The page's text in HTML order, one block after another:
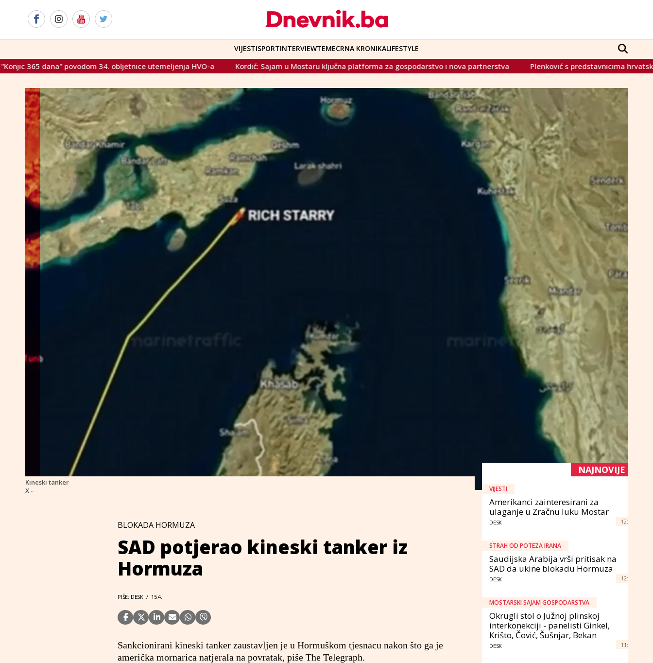
VIJESTISPORTINTERVIEWTEMECRNA KRONIKALIFESTYLE
obljetnice utemeljenja HVO-a Kordić: Sajam u Mostaru ključna platforma za gospodarstvo i nova partnerstva Plenković s predstavnicima hrvatskih političkih stranaka: Važno
Kineski tanker
X -
BLOKADA HORMUZA
SAD potjerao kineski tanker iz
Hormuza
PIŠE: DESK / 15.4.
Sankcionirani kineski tanker zaustavljen je u Hormuškom tjesnacu nakon što ga je
američka mornarica natjerala na povratak, piše The Telegraph.
NAJNOVIJE
VIJESTI
Amerikanci zainteresirani za
ulaganje u Zračnu luku Mostar
DESK 12:
STRAH OD POTEZA IRANA
Saudijska Arabija vrši pritisak na
SAD da ukine blokadu Hormuza
DESK 12:
MOSTARSKI SAJAM GOSPODARSTVA
Okrugli stol o Južnoj plinskoj
interkonekciji - panelisti Ginkel,
Krišto, Čović, Šušnjar, Bekan
DESK 11: